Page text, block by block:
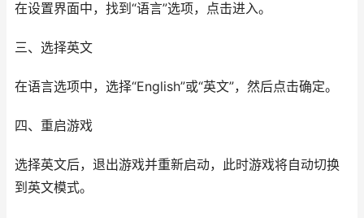
在设置界面中，找到“语言”选项，点击进入。
三、选择英文
在语言选项中，选择“English”或“英文”，然后点击确定。
四、重启游戏
选择英文后，退出游戏并重新启动，此时游戏将自动切换
到英文模式。